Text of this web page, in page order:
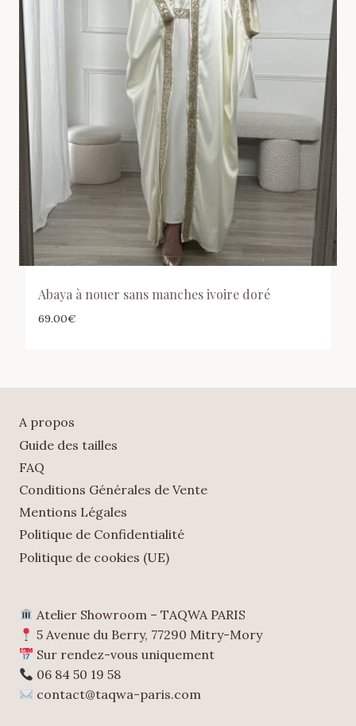
Abaya à nouer sans manches ivoire doré
69.00€
A propos
Guide des tailles
FAQ
Conditions Générales de Vente
Mentions Légales
Politique de Confidentialité
Politique de cookies (UE)
Atelier Showroom – TAQWA PARIS
5 Avenue du Berry, 77290 Mitry-Mory
Sur rendez-vous uniquement
06 84 50 19 58
contact@taqwa-paris.com